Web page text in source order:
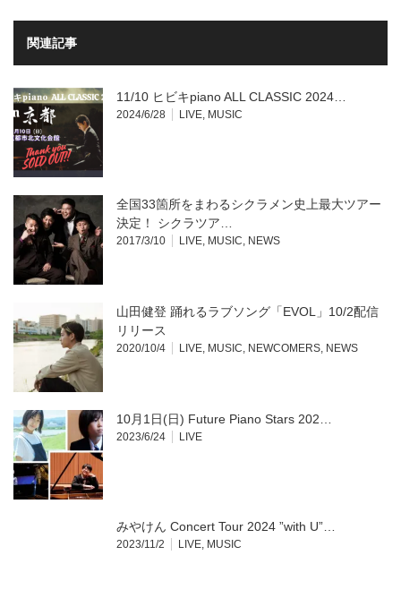
(新
い
ウ
ウ
で
開
き
ま
す)
ッ
い
(新
し
い
ウ
ィ
ン
ド
ウ
き
ま
す)
関連記事
11/10 ヒビキpiano ALL CLASSIC 2024…
2024/6/28 LIVE, MUSIC
全国33箇所をまわるシクラメン史上最大ツアー
決定！ シクラツア…
2017/3/10 LIVE, MUSIC, NEWS
山田健登 踊れるラブソング「EVOL」10/2配信
リリース
2020/10/4 LIVE, MUSIC, NEWCOMERS, NEWS
10月1日(日) Future Piano Stars 202…
2023/6/24 LIVE
みやけん Concert Tour 2024 ”with U”…
2023/11/2 LIVE, MUSIC